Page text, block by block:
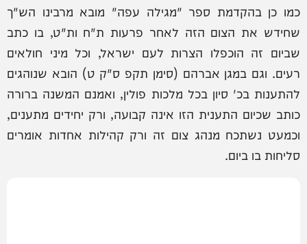
כמו כן בהקדמת ספר "מגילה עפה" מובא מרבינו הש"ך
שחידש את הצום הזה לאחר פרעות ת"ח ות"ט, בו כתב
שביום זה הוכפלו הצרות לעם ישראל, וכל מיני חולאים
רעים. וגם במגן אברהם (סימן תקפ ס"ק ט) הובא שנוהגים
להתענות בכ' סיון בכל מלכות פולין, ואמנם המשנה ברורה
כותב שכיום התענית הזו אינה קבועה, ורק יחידים מתענים,
וכמעט נשתכח מנהג צום זה ורק קהילות אחדות אומרים
סליחות בו ביום.